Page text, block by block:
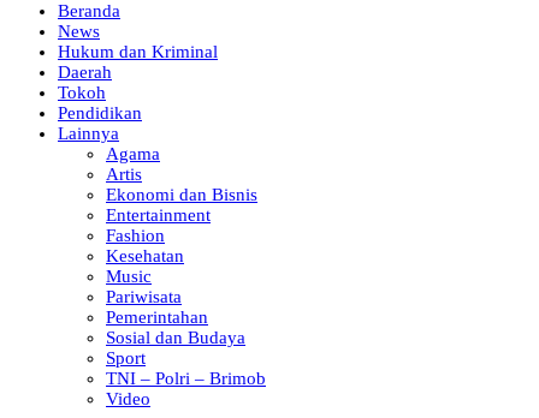
Beranda
News
Hukum dan Kriminal
Daerah
Tokoh
Pendidikan
Lainnya
Agama
Artis
Ekonomi dan Bisnis
Entertainment
Fashion
Kesehatan
Music
Pariwisata
Pemerintahan
Sosial dan Budaya
Sport
TNI – Polri – Brimob
Video